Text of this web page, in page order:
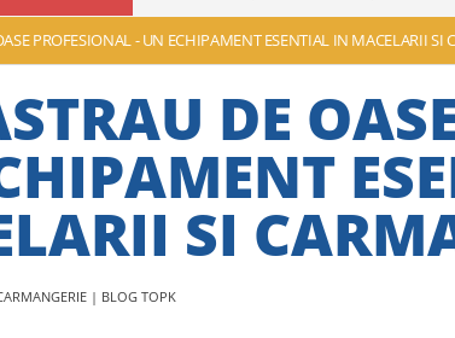
PROFESIONAL - UN ECHIPAMENT ESENTIAL IN MACELARII SI
DE
SI
| BLOG TOPK